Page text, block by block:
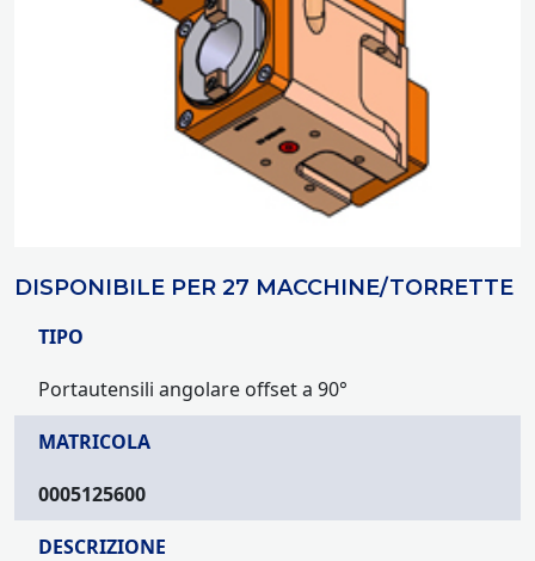
DISPONIBILE PER 27 MACCHINE/TORRETTE
TIPO
Portautensili angolare offset a 90°
MATRICOLA
0005125600
DESCRIZIONE